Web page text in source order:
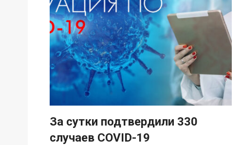
За сутки подтвердили 330
случаев COVID-19